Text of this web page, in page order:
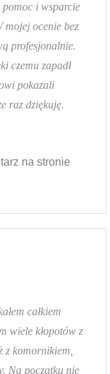
pomoc i wsparcie
mojej ocenie bez
profesjonalnie.
czemu zapadł
pokazali
raz dziękuję.
na stronie
całkiem
wiele kłopotów z
z komornikiem,
Na początku nie